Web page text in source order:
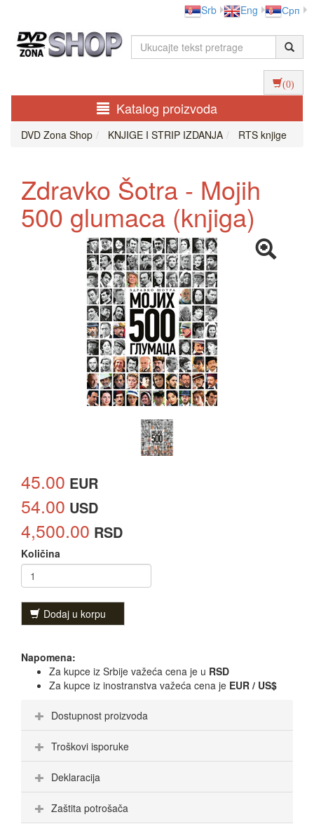
Srb Eng Срп
(0)
Katalog proizvoda
DVD Zona Shop KNJIGE I STRIP IZDANJA RTS knjige
Zdravko Šotra - Mojih
500 glumaca (knjiga)
45.00 EUR
54.00 USD
4,500.00 RSD
Količina
Dodaj u korpu
Napomena:
Za kupce iz Srbije važeća cena je u RSD
Za kupce iz inostranstva važeća cena je EUR / US$
Dostupnost proizvoda
Troškovi isporuke
Deklaracija
Zaštita potrošača